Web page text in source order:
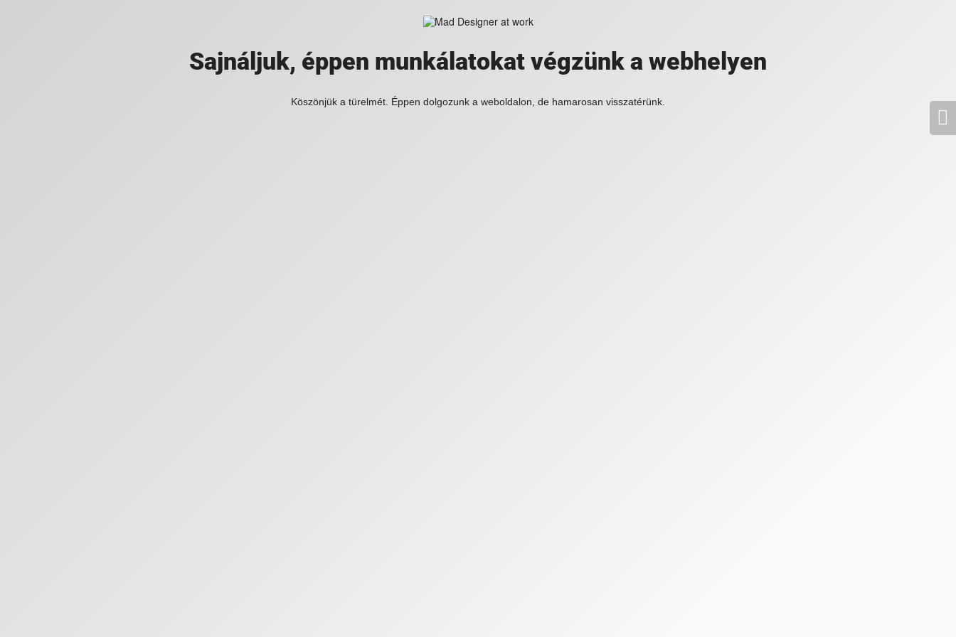
Sajnáljuk, éppen munkálatokat végzünk a webhelyen
Köszönjük a türelmét. Éppen dolgozunk a weboldalon, de hamarosan visszatérünk.